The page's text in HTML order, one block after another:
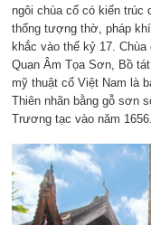
ngôi chùa cổ có kiến trúc
thống tượng thờ, pháp
khắc vào thế kỷ 17.
Quan Âm Tọa Sơn, Bồ
mỹ thuật cổ Việt Nam là
Thiên nhãn bằng gỗ sơn
Trương tạc vào năm 1656.